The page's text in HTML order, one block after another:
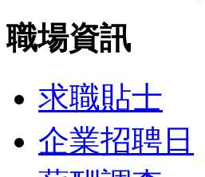
職場資訊
求職貼士
企業招聘日